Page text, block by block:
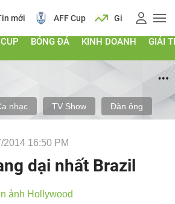
Cup Giá vàng Lịch
BÓNG ĐÁ KINH DOANH GIẢI
nhạc TV Show Đàn ông
16:50 PM
dại nhất Brazil
ảnh Hollywood